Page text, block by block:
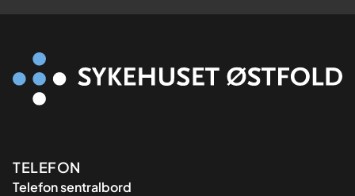
Kontaktinformasjon
TELEFON
Telefon sentralbord